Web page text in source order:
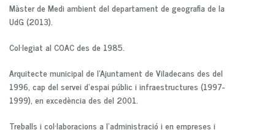
Màster de Medi ambient del departament de geografia de la
UdG (2013).
Col·legiat al COAC des de 1985.
Arquitecte municipal de l’Ajuntament de Viladecans des del
1996, cap del servei d’espai públic i infraestructures (1997-
1999), en excedència des del 2001.
Treballs i col·laboracions a l’administració i en empreses i